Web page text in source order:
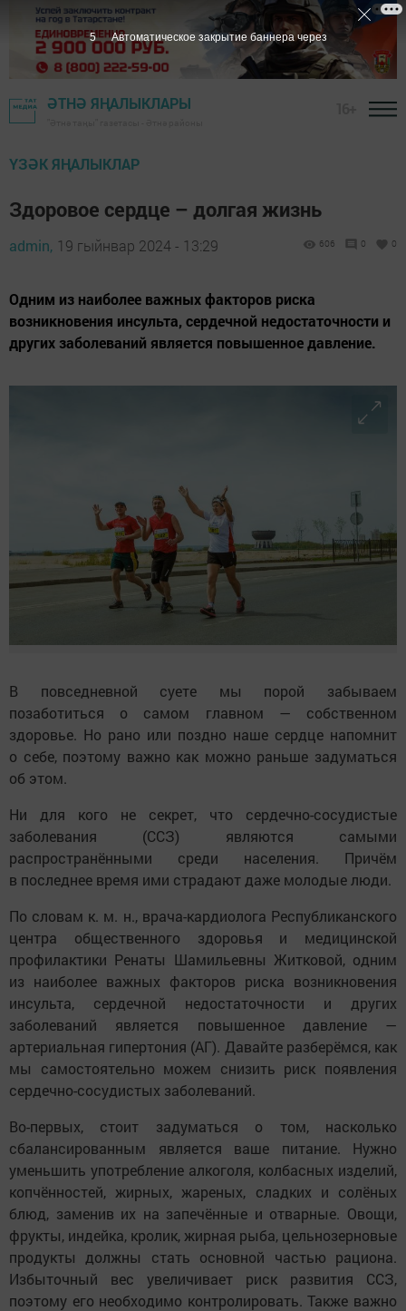
ӘТНӘ ЯҢАЛЫКЛАРЫ
ҮЗӘК ЯҢАЛЫКЛАР
Здоровое сердце – долгая жизнь
admin, 19 гыйнвар 2024 - 13:29 606 0 0
Одним из наиболее важных факторов риска
возникновения инсульта, сердечной недостаточности и
других заболеваний является повышенное давление.
В повседневной суете мы порой забываем
позаботиться о самом главном — собственном
здоровье. Но рано или поздно наше сердце напомнит
о себе, поэтому важно как можно раньше задуматься
об этом.
Ни для кого не секрет, что сердечно-сосудистые
заболевания (ССЗ) являются самыми
распространёнными среди населения. Причём
в последнее время ими страдают даже молодые люди.
По словам к. м. н., врача-кардиолога Республиканского
центра общественного здоровья и медицинской
профилактики Ренаты Шамильевны Житковой, одним
из наиболее важных факторов риска возникновения
инсульта, сердечной недостаточности и других
заболеваний является повышенное давление —
артериальная гипертония (АГ). Давайте разберёмся, как
мы самостоятельно можем снизить риск появления
сердечно-сосудистых заболеваний.
Во-первых, стоит задуматься о том, насколько
сбалансированным является ваше питание. Нужно
уменьшить употребление алкоголя, колбасных изделий,
копчённостей, жирных, жареных, сладких и солёных
блюд, заменив их на запечённые и отварные. Овощи,
фрукты, индейка, кролик, жирная рыба, цельнозерновые
продукты должны стать основной частью рациона.
Избыточный вес увеличивает риск развития ССЗ,
поэтому его необходимо контролировать. Также важно
4 Автоматическое закрытие баннера через